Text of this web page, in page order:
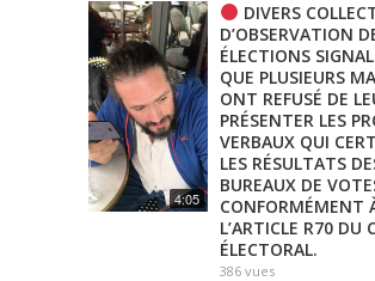
4:05
DIVERS
D’OBSERVATION
ÉLECTIONS
QUE PLUSIEURS
ONT REFUSÉ DE
PRÉSENTER LES
VERBAUX QUI
LES RÉSULTATS
BUREAUX DE
CONFORMÉMENT
L’ARTICLE R70 DU
ÉLECTORAL.
386 vues